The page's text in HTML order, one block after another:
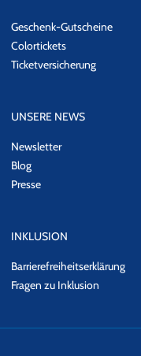
Geschenk-Gutscheine
Colortickets
Ticketversicherung
UNSERE NEWS
Newsletter
Blog
Presse
INKLUSION
Barrierefreiheitserklärung
Fragen zu Inklusion